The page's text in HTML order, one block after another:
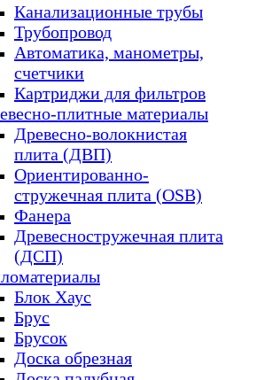
Канализационные трубы
Трубопровод
Автоматика, манометры,
счетчики
Картриджи для фильтров
плитные материалы
Древесно-волокнистая
плита (ДВП)
Ориентированно-
стружечная плита (OSB)
Фанера
Древесностружечная плита
(ДСП)
Блок Хаус
Брус
Брусок
Доска обрезная